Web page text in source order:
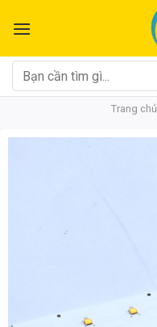
đến
dung
Tìm
kiếm:
Trang chủ